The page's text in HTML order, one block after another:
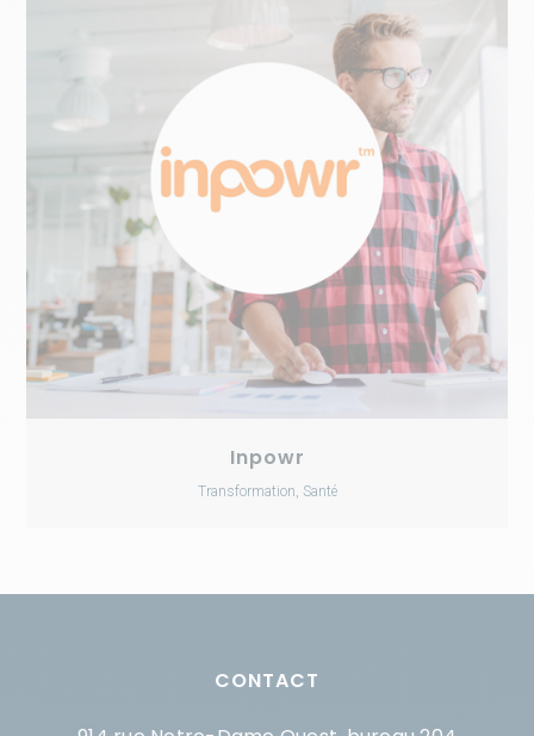
Inpowr
Transformation, Santé
CONTACT